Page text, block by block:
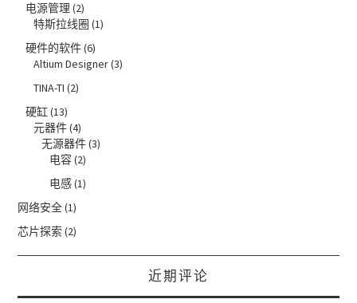
电源管理 (2)
特斯拉线圈 (1)
硬件的软件(6)
Altium Designer(3)
TINA-TI (2)
硬缸(13)
元器件(4)
无源器件(3)
电容(2)
电感(1)
网络安全(1)
芯片探索 (2)
近期评论